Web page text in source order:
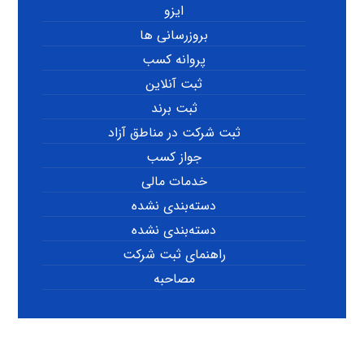
ایزو
بروزرسانی ها
پروانه کسب
ثبت آنلاین
ثبت برند
ثبت شرکت در مناطق آزاد
جواز کسب
خدمات مالی
دسته‌بندی نشده
دسته‌بندی نشده
راهنمای ثبت شرکت
مصاحبه